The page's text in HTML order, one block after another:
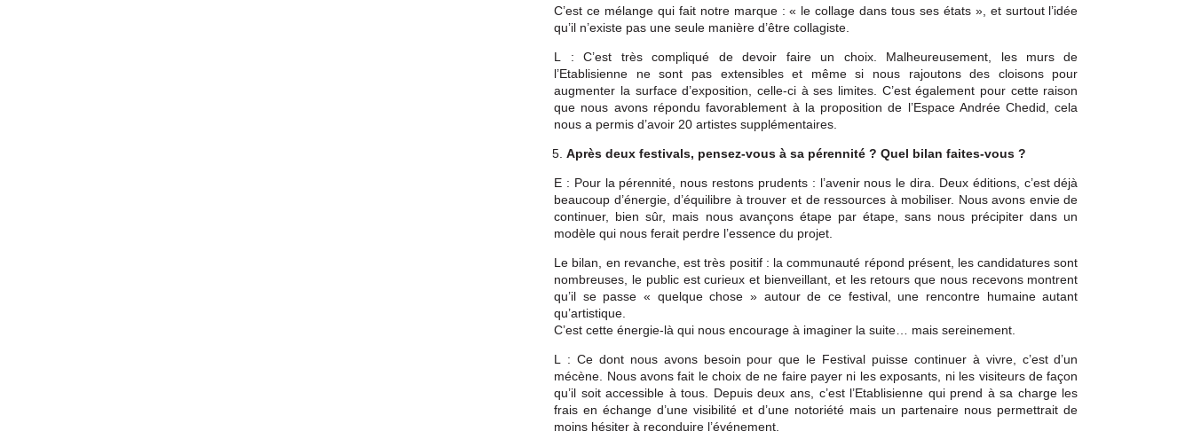
C’est ce mélange qui fait notre marque : « le collage dans tous ses états », et surtout l’idée
qu’il n’existe pas une seule manière d’être collagiste.
L : C’est très compliqué de devoir faire un choix. Malheureusement, les murs de
l’Etablisienne ne sont pas extensibles et même si nous rajoutons des cloisons pour
augmenter la surface d’exposition, celle-ci à ses limites. C’est également pour cette raison
que nous avons répondu favorablement à la proposition de l’Espace Andrée Chedid, cela
nous a permis d’avoir 20 artistes supplémentaires.
Après deux festivals, pensez-vous à sa pérennité ? Quel bilan faites-vous ?
E : Pour la pérennité, nous restons prudents : l’avenir nous le dira. Deux éditions, c’est déjà
beaucoup d’énergie, d’équilibre à trouver et de ressources à mobiliser. Nous avons envie de
continuer, bien sûr, mais nous avançons étape par étape, sans nous précipiter dans un
modèle qui nous ferait perdre l’essence du projet.
Le bilan, en revanche, est très positif : la communauté répond présent, les candidatures sont
nombreuses, le public est curieux et bienveillant, et les retours que nous recevons montrent
qu’il se passe « quelque chose » autour de ce festival, une rencontre humaine autant
qu’artistique.
C’est cette énergie-là qui nous encourage à imaginer la suite… mais sereinement.
L : Ce dont nous avons besoin pour que le Festival puisse continuer à vivre, c’est d’un
mécène. Nous avons fait le choix de ne faire payer ni les exposants, ni les visiteurs de façon
qu’il soit accessible à tous. Depuis deux ans, c’est l’Etablisienne qui prend à sa charge les
frais en échange d’une visibilité et d’une notoriété mais un partenaire nous permettrait de
moins hésiter à reconduire l’événement.